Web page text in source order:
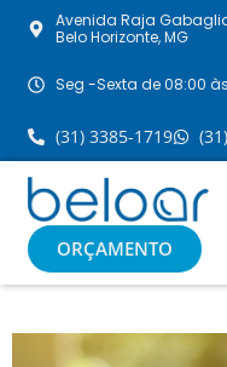
Avenida Raja
Belo Horizonte, MG
Seg -Sexta de 08:00
(31) 3385-1719
ORÇAMENTO